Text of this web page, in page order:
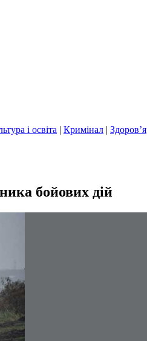
і освіта | Кримінал | Здоров’я
бойових дій